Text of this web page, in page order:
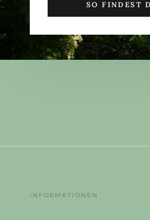
SO FINDEST
INFORMATIONEN